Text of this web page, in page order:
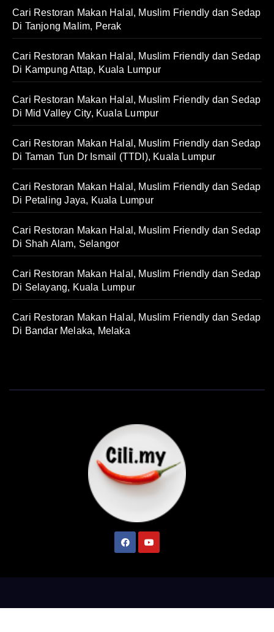
Cari Restoran Makan Halal, Muslim Friendly dan Sedap
Di Tanjong Malim, Perak
Cari Restoran Makan Halal, Muslim Friendly dan Sedap
Di Kampung Attap, Kuala Lumpur
Cari Restoran Makan Halal, Muslim Friendly dan Sedap
Di Mid Valley City, Kuala Lumpur
Cari Restoran Makan Halal, Muslim Friendly dan Sedap
Di Taman Tun Dr Ismail (TTDI), Kuala Lumpur
Cari Restoran Makan Halal, Muslim Friendly dan Sedap
Di Petaling Jaya, Kuala Lumpur
Cari Restoran Makan Halal, Muslim Friendly dan Sedap
Di Shah Alam, Selangor
Cari Restoran Makan Halal, Muslim Friendly dan Sedap
Di Selayang, Kuala Lumpur
Cari Restoran Makan Halal, Muslim Friendly dan Sedap
Di Bandar Melaka, Melaka